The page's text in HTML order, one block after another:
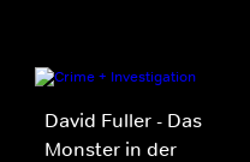
David Fuller - Das
Monster in der